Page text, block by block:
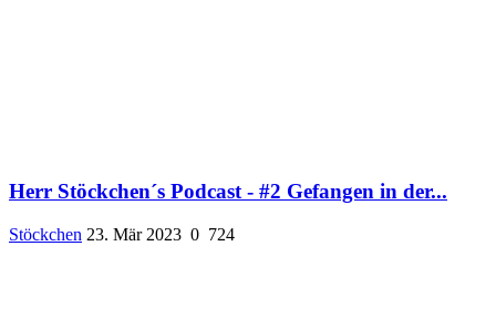
Herr Stöckchen´s Podcast - #2 Gefangen in der...
Stöckchen 23. Mär 2023 0 724